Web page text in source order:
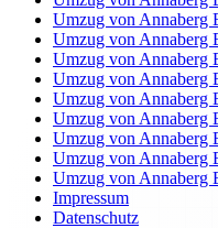
Umzug von Annaberg
Umzug von Annaberg
Umzug von Annaberg
Umzug von Annaberg
Umzug von Annaberg
Umzug von Annaberg
Umzug von Annaberg
Umzug von Annaberg
Umzug von Annaberg
Impressum
Datenschutz